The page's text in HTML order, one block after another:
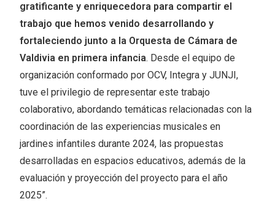
gratificante y enriquecedora para compartir el
trabajo que hemos venido desarrollando y
fortaleciendo junto a la Orquesta de Cámara de
Valdivia en primera infancia. Desde el equipo de
organización conformado por OCV, Integra y JUNJI,
tuve el privilegio de representar este trabajo
colaborativo, abordando temáticas relacionadas con la
coordinación de las experiencias musicales en
jardines infantiles durante 2024, las propuestas
desarrolladas en espacios educativos, además de la
evaluación y proyección del proyecto para el año
2025”.